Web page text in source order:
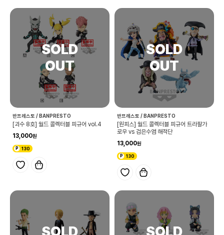
반프레스토 / BANPRESTO
[괴수 8호] 월드 콜렉터블 피규어 vol.4
13,000
130
반프레스토 / BANPRESTO
[원피스] 월드 콜렉터블 피규어 트라팔가
로우 vs 검은수염 해적단
13,000
130